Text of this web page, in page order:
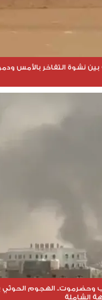
بين نشوة التفاخر بالأمس
وحضرموت.. الهجوم الحوثي
الشاملة